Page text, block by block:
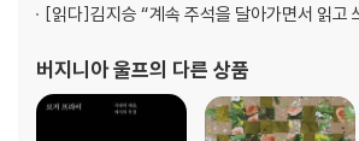
[읽다]김지승 “계속 주석을 달아가면서 읽고
버지니아 울프의 다른 상품